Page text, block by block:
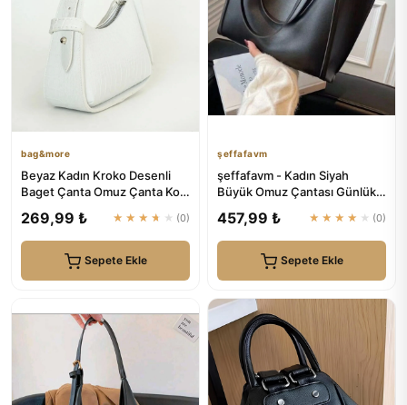
bag&more
Beyaz Kadın Kroko Desenli
Baget Çanta Omuz Çanta Kol
269,99 ₺ ★★★★★ (0)
Sepete Ekle
şeffafavm
şeffafavm - Kadın Siyah
Büyük Omuz Çantası Günlük-
457,99 ₺ ★★★★★ (0)
Sepete Ekle